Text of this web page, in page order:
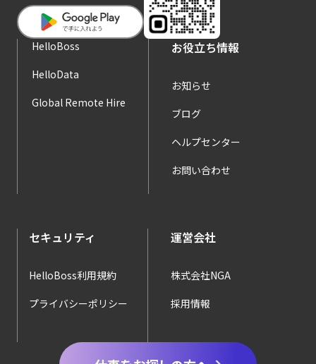
HelloBoss
HelloData
Global Remote Hire
お役立ち情報
お知らせ
ブログ
ヘルプセンター
お問い合わせ
セキュリティ
HelloBoss利用規約
プライバシーポリシー
運営会社
株式会社NGA
採用情報